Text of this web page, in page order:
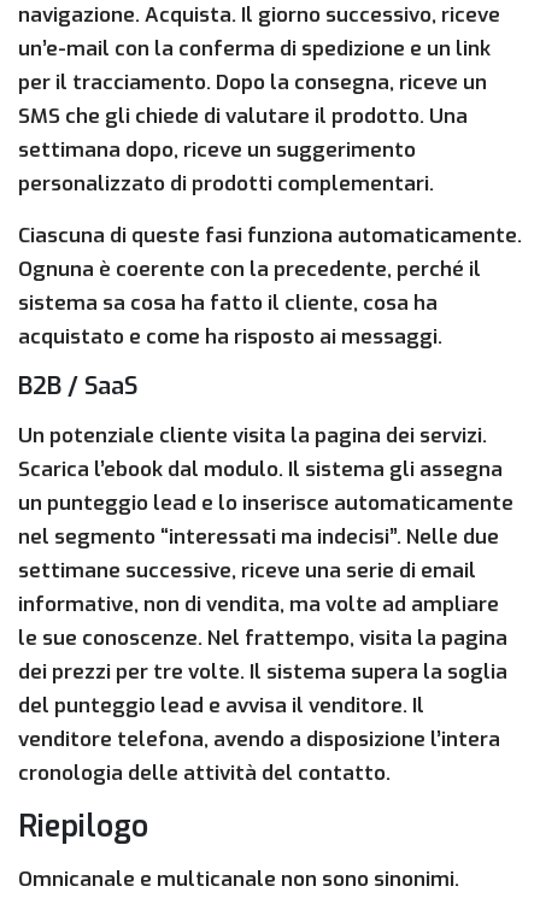
navigazione. Acquista. Il giorno successivo, riceve
un’e-mail con la conferma di spedizione e un link
per il tracciamento. Dopo la consegna, riceve un
SMS che gli chiede di valutare il prodotto. Una
settimana dopo, riceve un suggerimento
personalizzato di prodotti complementari.
Ciascuna di queste fasi funziona automaticamente.
Ognuna è coerente con la precedente, perché il
sistema sa cosa ha fatto il cliente, cosa ha
acquistato e come ha risposto ai messaggi.
B2B / SaaS
Un potenziale cliente visita la pagina dei servizi.
Scarica l’ebook dal modulo. Il sistema gli assegna
un punteggio lead e lo inserisce automaticamente
nel segmento “interessati ma indecisi”. Nelle due
settimane successive, riceve una serie di email
informative, non di vendita, ma volte ad ampliare
le sue conoscenze. Nel frattempo, visita la pagina
dei prezzi per tre volte. Il sistema supera la soglia
del punteggio lead e avvisa il venditore. Il
venditore telefona, avendo a disposizione l’intera
cronologia delle attività del contatto.
Riepilogo
Omnicanale e multicanale non sono sinonimi.